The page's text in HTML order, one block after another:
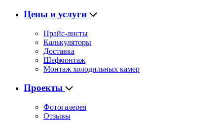
Цены и услуги
Прайс-листы
Калькуляторы
Доставка
Шефмонтаж
Монтаж холодильных камер
Проекты
Фотогалерея
Отзывы